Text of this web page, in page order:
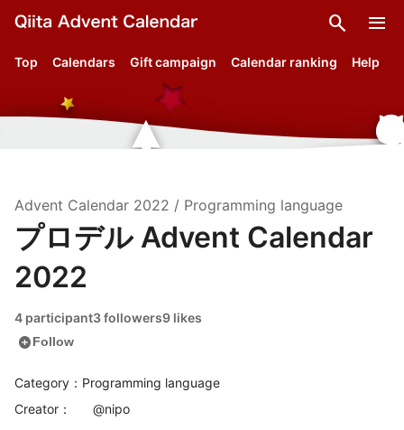
search menu
Top Calendars Gift campaign Calendar ranking Help
Advent Calendar 2022 / Programming language
プロデル Advent Calendar
2022
4 participant3 followers9 likes
add_circleFollow
Category：Programming language
Creator ： @nipo